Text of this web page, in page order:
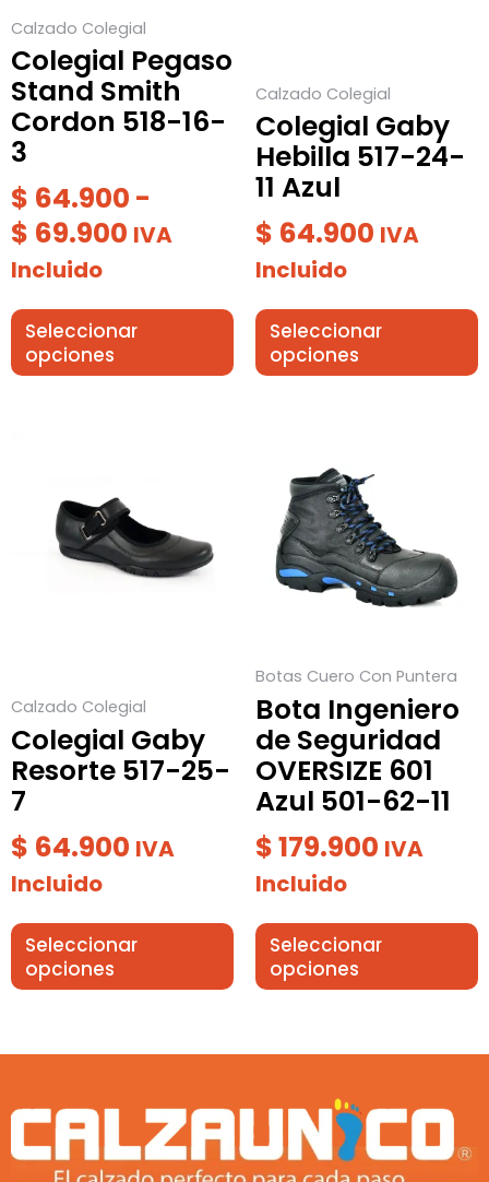
Calzado Colegial
Colegial Pegaso
Stand Smith
Cordon 518-16-
3
$ 64.900 -
$ 69.900 IVA
Incluido
Seleccionar
opciones
pueden
elegir
en
la
página
de
producto
Calzado Colegial
Colegial Gaby
Hebilla 517-24-
11 Azul
$ 64.900 IVA
Incluido
Seleccionar
opciones
en
la
página
de
producto
Calzado Colegial
Colegial Gaby
Resorte 517-25-
7
$ 64.900 IVA
Incluido
Seleccionar
opciones
múltiples
variantes.
elegir
en
la
página
de
producto
Botas Cuero Con Puntera
Bota Ingeniero
de Seguridad
OVERSIZE 601
Azul 501-62-11
$179.900 IVA
Incluido
Seleccionar
opciones
producto
tiene
múltiples
variantes.
pueden
elegir
en
la
página
de
producto